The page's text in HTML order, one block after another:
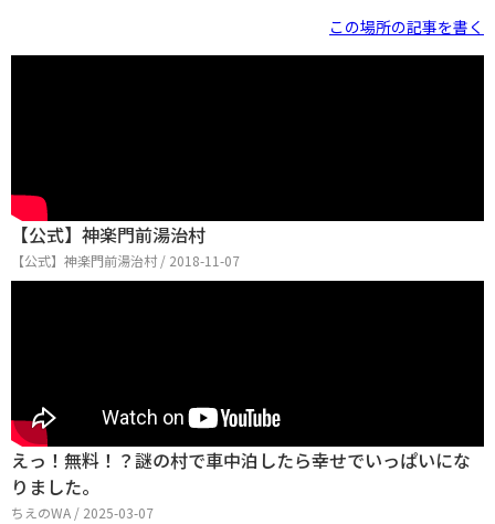
この場所の記事を書く
【公式】神楽門前湯治村
【公式】神楽門前湯治村 / 2018-11-07
えっ！無料！？謎の村で車中泊したら幸せでいっぱいにな
りました。
ちえのWA / 2025-03-07